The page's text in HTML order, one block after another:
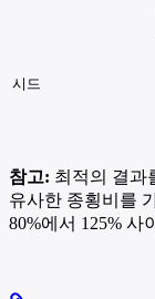
시드
참고: 최적의 결과
유사한 종횡비를
80%에서 125% 사